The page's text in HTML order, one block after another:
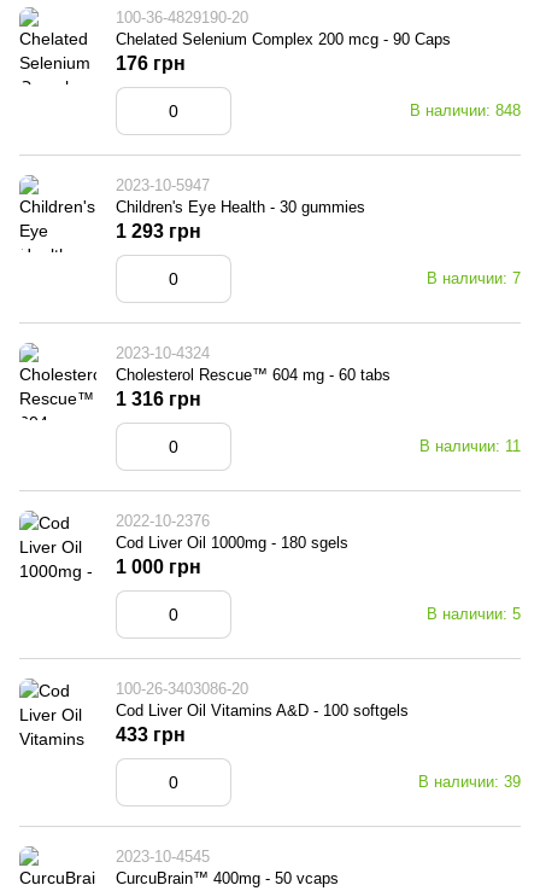
100-36-4829190-20
Chelated Selenium Complex 200 mcg - 90 Caps
В наличии: 848
176 грн
2023-10-5947
Children's Eye Health - 30 gummies
В наличии: 7
1 293 грн
2023-10-4324
Cholesterol Rescue™ 604 mg - 60 tabs
В наличии: 11
1 316 грн
2022-10-2376
Cod Liver Oil 1000mg - 180 sgels
В наличии: 5
1 000 грн
100-26-3403086-20
Cod Liver Oil Vitamins A&D - 100 softgels
В наличии: 39
433 грн
2023-10-4545
CurcuBrain™ 400mg - 50 vcaps